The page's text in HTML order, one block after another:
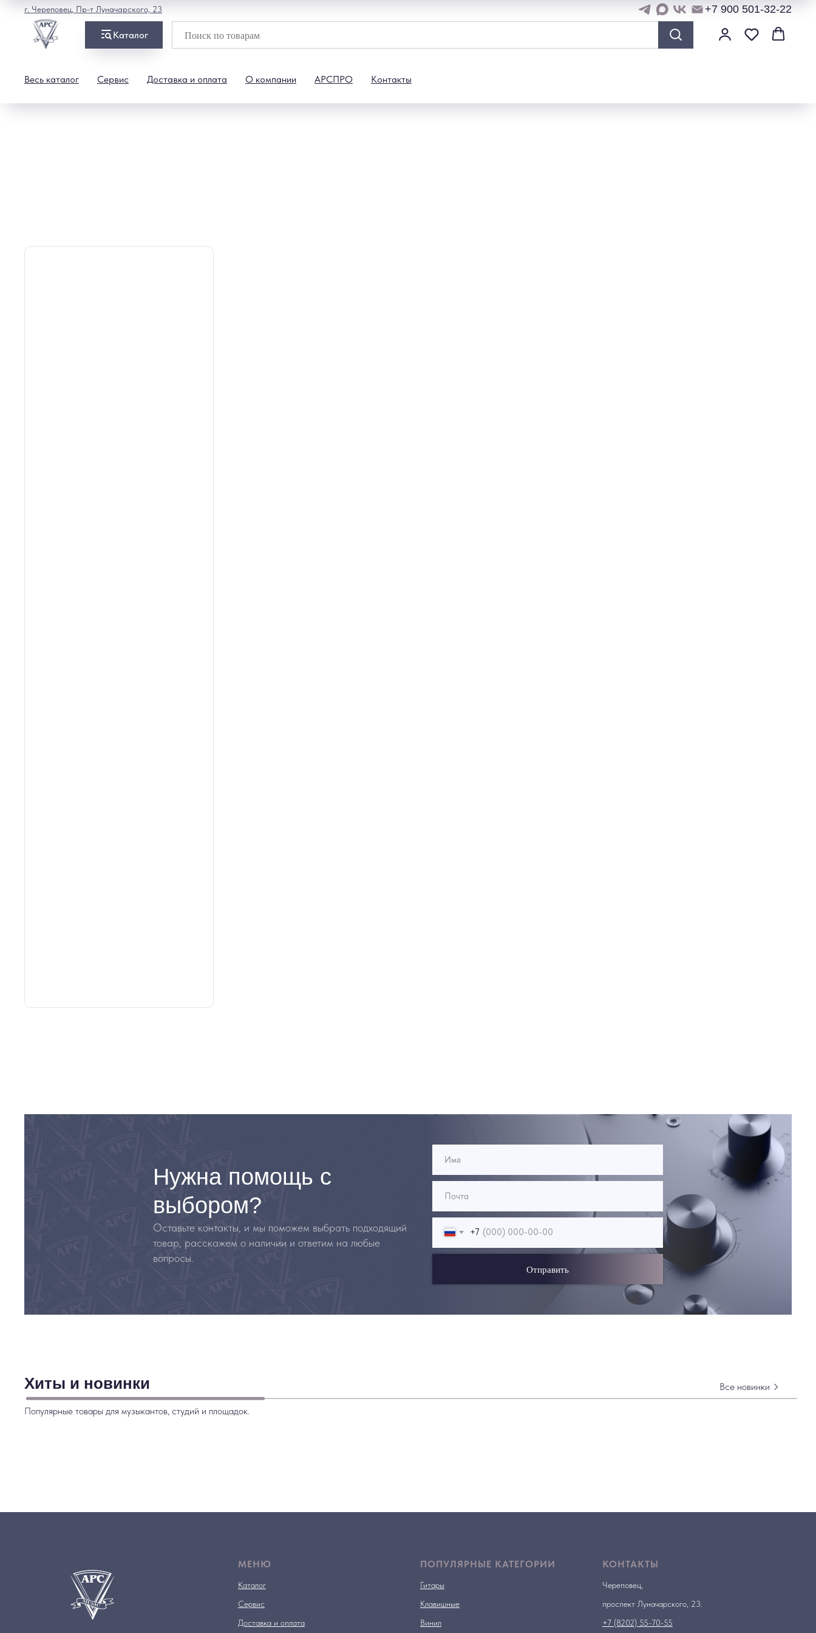
Каталог
Весь каталог Сервис Доставка и оплата О компании АРСПРО Контакты
г. Череповец, Пр-т Луначарского, 23 +7 900 501-32-22
Нужна помощь с
выбором?
Оставьте контакты, и мы поможем выбрать подходящий
товар, расскажем о наличии и ответим на любые
вопросы.
+7
Отправить
Хиты и новинки
Популярные товары для музыкантов, студий и площадок.
Все новинки
МЕНЮ
Каталог
Сервис
Доставка и оплата
ПОПУЛЯРНЫЕ КАТЕГОРИИ
Гитары
Клавишные
Винил
КОНТАКТЫ
Череповец,
проспект Луначарского, 23.
+7 (8202) 55-70-55